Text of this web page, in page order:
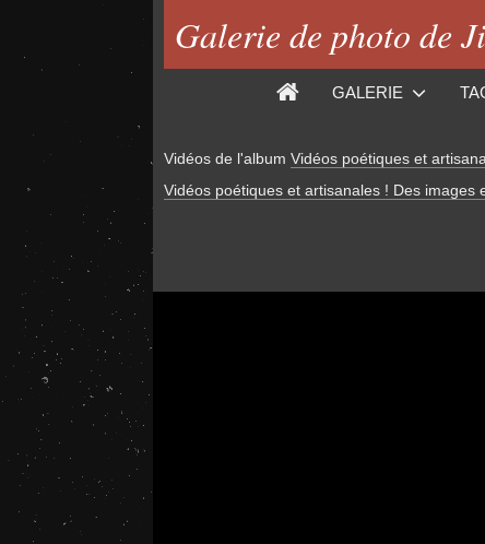
Galerie de photo de
GALERIE
Vidéos de l'album Vidéos poétiques et
Vidéos poétiques et artisanales ! Des